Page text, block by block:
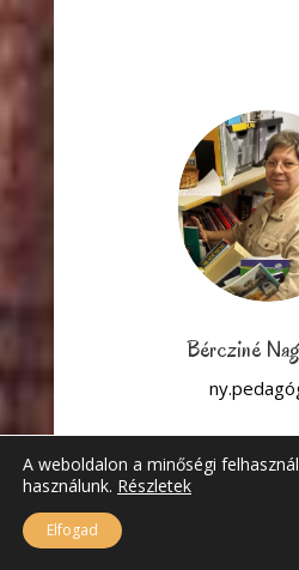
Bércziné
A weboldalon a minőségi
használunk. Részletek
Elfogad